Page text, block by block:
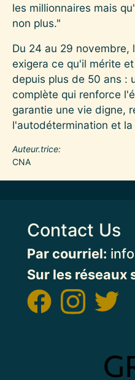
les millionnaires mais
non plus."
Du 24 au 29 novembre,
exigera ce qu'il mérite
depuis plus de 50 ans :
complète qui renforce
garantie une vie digne,
l'autodétermination et
Auteur.trice
CNA
Contact Us
Par courriel:
Sur les réseaux